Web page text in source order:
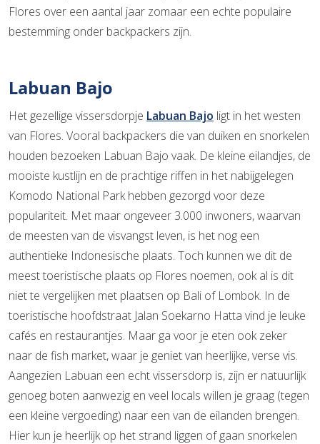
Flores over een aantal jaar zomaar een echte populaire
bestemming onder backpackers zijn.
Labuan Bajo
Het gezellige vissersdorpje Labuan Bajo ligt in het westen
van Flores. Vooral backpackers die van duiken en snorkelen
houden bezoeken Labuan Bajo vaak. De kleine eilandjes, de
mooiste kustlijn en de prachtige riffen in het nabijgelegen
Komodo National Park hebben gezorgd voor deze
populariteit. Met maar ongeveer 3.000 inwoners, waarvan
de meesten van de visvangst leven, is het nog een
authentieke Indonesische plaats. Toch kunnen we dit de
meest toeristische plaats op Flores noemen, ook al is dit
niet te vergelijken met plaatsen op Bali of Lombok. In de
toeristische hoofdstraat Jalan Soekarno Hatta vind je leuke
cafés en restaurantjes. Maar ga voor je eten ook zeker
naar de fish market, waar je geniet van heerlijke, verse vis.
Aangezien Labuan een echt vissersdorp is, zijn er natuurlijk
genoeg boten aanwezig en veel locals willen je graag (tegen
een kleine vergoeding) naar een van de eilanden brengen.
Hier kun je heerlijk op het strand liggen of gaan snorkelen